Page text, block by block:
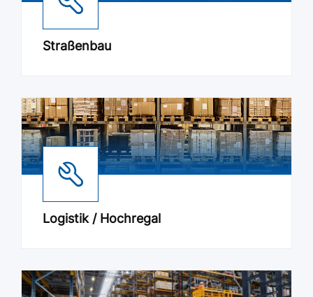
Straßenbau
Logistik / Hochregal